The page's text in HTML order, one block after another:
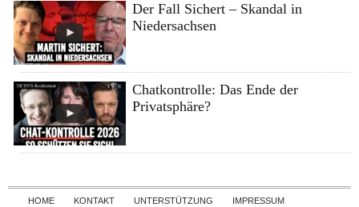
Der Fall Sichert – Skandal in
Niedersachsen
Chatkontrolle: Das Ende der
Privatsphäre?
Skip to content
HOME KONTAKT UNTERSTÜTZUNG
IMPRESSUM